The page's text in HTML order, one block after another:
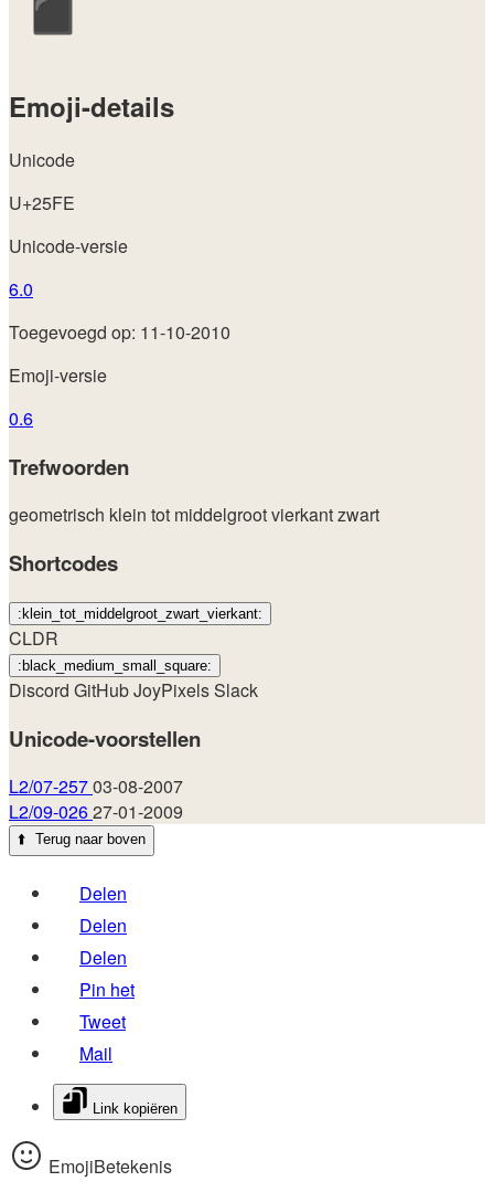
Emoji-details
Unicode
U+25FE
Unicode-versie
6.0
Toegevoegd op: 11-10-2010
Emoji-versie
0.6
Trefwoorden
geometrisch klein tot middelgrootvierkantzwart
Shortcodes
:klein_tot_middelgroot_zwart_vierkant:
CLDR
:black_medium_small_square:
Discord GitHubJoyPixelsSlack
Unicode-voorstellen
L2/07-25703-08-2007
L2/09-02627-01-2009
⬆️ Terug naar boven
Delen
Delen
Delen
Pin het
Tweet
Mail
Link kopiëren
EmojiBetekenis